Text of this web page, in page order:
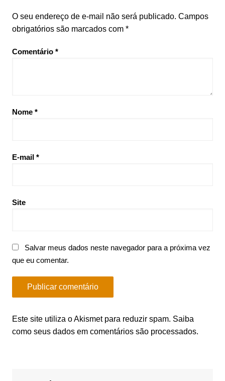
O seu endereço de e-mail não será publicado. Campos
obrigatórios são marcados com *
Comentário *
Nome *
E-mail *
Site
Salvar meus dados neste navegador para a próxima vez
que eu comentar.
Este site utiliza o Akismet para reduzir spam. Saiba
como seus dados em comentários são processados.